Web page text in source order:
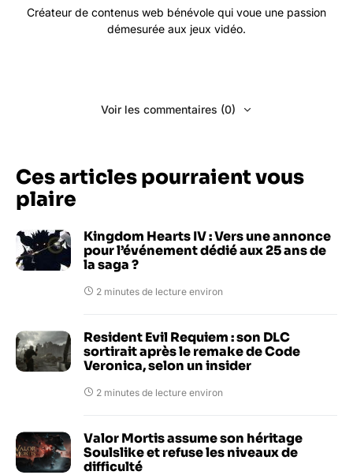
Créateur de contenus web bénévole qui voue une passion
démesurée aux jeux vidéo.
Voir les commentaires (0)
Ces articles pourraient vous
plaire
Kingdom Hearts IV : Vers une annonce
pour l’événement dédié aux 25 ans de
la saga ?
2 minutes de lecture environ
Resident Evil Requiem : son DLC
sortirait après le remake de Code
Veronica, selon un insider
2 minutes de lecture environ
Valor Mortis assume son héritage
Soulslike et refuse les niveaux de
difficulté